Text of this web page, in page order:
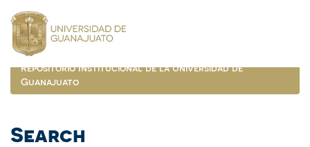
navigation
Repositorio Institucional de la Universidad de
Guanajuato
Search